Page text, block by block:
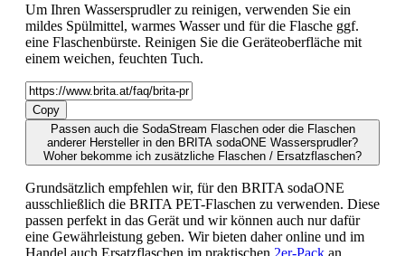
Um Ihren Wassersprudler zu reinigen, verwenden Sie ein
mildes Spülmittel, warmes Wasser und für die Flasche ggf.
eine Flaschenbürste. Reinigen Sie die Geräteoberfläche mit
einem weichen, feuchten Tuch.
Copy
Passen auch die SodaStream Flaschen oder die Flaschen
anderer Hersteller in den BRITA sodaONE Wassersprudler?
Woher bekomme ich zusätzliche Flaschen / Ersatzflaschen?
Grundsätzlich empfehlen wir, für den BRITA sodaONE
ausschließlich die BRITA PET-Flaschen zu verwenden. Diese
passen perfekt in das Gerät und wir können auch nur dafür
eine Gewährleistung geben. Wir bieten daher online und im
Handel auch Ersatzflaschen im praktischen 2er-Pack an.